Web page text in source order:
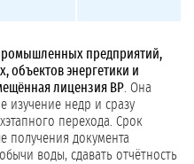
предприятий,
объектов энергетики и
лицензия ВР . Она
изучение недр и сразу
перехода. Срок
получения документа
воды, сдавать отчётность